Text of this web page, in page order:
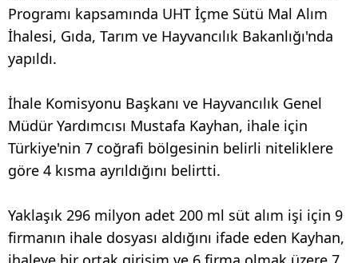
Programı kapsamında UHT İçme Sütü Mal Alım
İhalesi, Gıda, Tarım ve Hayvancılık Bakanlığı'nda
yapıldı.
İhale Komisyonu Başkanı ve Hayvancılık Genel
Müdür Yardımcısı Mustafa Kayhan, ihale için
Türkiye'nin 7 coğrafi bölgesinin belirli niteliklere
göre 4 kısma ayrıldığını belirtti.
Yaklaşık 296 milyon adet 200 ml süt alım işi için 9
firmanın ihale dosyası aldığını ifade eden Kayhan,